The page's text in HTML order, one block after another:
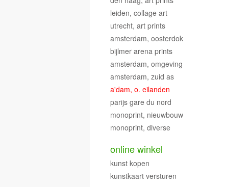
leiden, collage art
utrecht, art prints
amsterdam, oosterdok
bijlmer arena prints
amsterdam, omgeving
amsterdam, zuid as
a'dam, o. eilanden
parijs gare du nord
monoprint, nieuwbouw
monoprint, diverse
online winkel
kunst kopen
kunstkaart versturen